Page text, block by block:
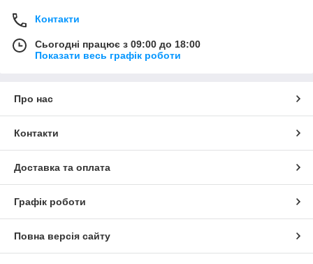
Контакти
Сьогодні працює з 09:00 до 18:00
Показати весь графік роботи
Про нас
Контакти
Доставка та оплата
Графік роботи
Повна версія сайту